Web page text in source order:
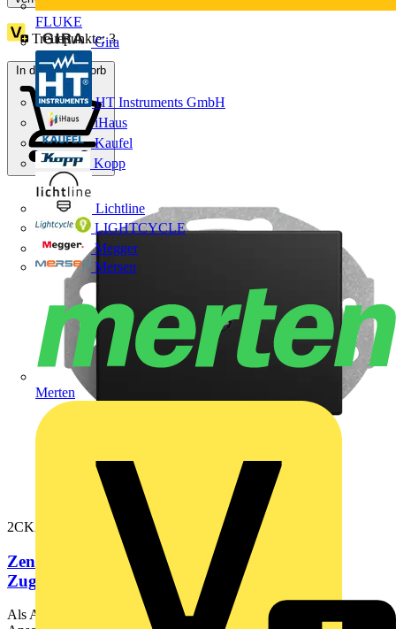
FLUKE
Gira
HT Instruments GmbH
iHaus
Kaufel
Kopp
Lichtline
LIGHTCYCLE
Megger
Mersen
Merten
Treuepunkte:3
In den Warenkorb
2CKA001710A4256
Zentralscheibe Leitungsauslass 1-fach Mit
Zugentlastung Busch-balance® SI
Als Abdeckung für Leitungsauslass. Mit Zugentlastung (ohne